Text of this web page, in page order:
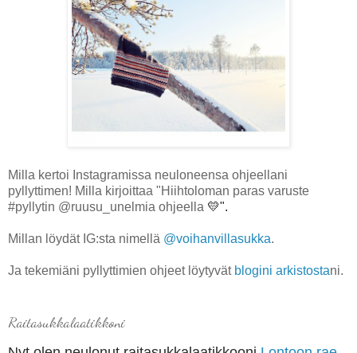
Milla kertoi Instagramissa neuloneensa ohjeellani
pyllyttimen! Milla kirjoittaa "Hiihtoloman paras varuste
#pyllytin @ruusu_unelmia ohjeella 💛".
Millan löydät IG:sta nimellä @voihanvillasukka.
Ja tekemiäni pyllyttimien ohjeet löytyvät blogini arkistostani.
Raitasukkalaatikkoni